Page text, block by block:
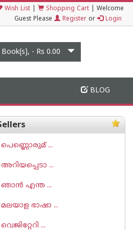
Wish List Shopping Cart
Welcome
Guest Please
Register or Login
Book(s), - Rs 0.00
BLOG
പെണ്ണൊരുമ് ...
അറിയപ്പെടാ ...
ഞാന്‍ എന്ത ...
മലയാള ഭാഷാ ...
വെജിറ്റേറി ...